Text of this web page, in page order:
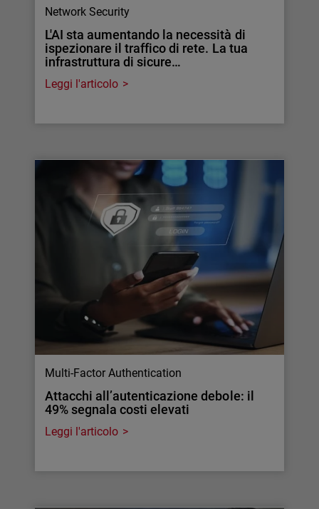
Network Security
L'AI sta aumentando la necessità di
ispezionare il traffico di rete. La tua
infrastruttura di sicure…
Leggi l'articolo
Multi-Factor Authentication
Attacchi all’autenticazione debole: il
49% segnala costi elevati
Leggi l'articolo